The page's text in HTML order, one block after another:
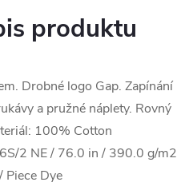
produktu
Drobné logo Gap. Zapínání
a pružné náplety. Rovný
100% Cotton
2 NE / 76.0 in / 390.0 g/m2
Dye